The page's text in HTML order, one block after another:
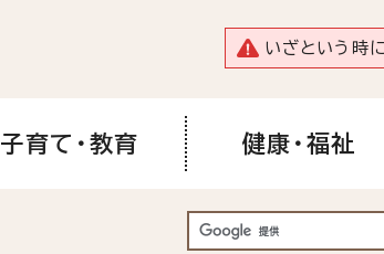
いざという時に
子育て・教育 健康・福祉